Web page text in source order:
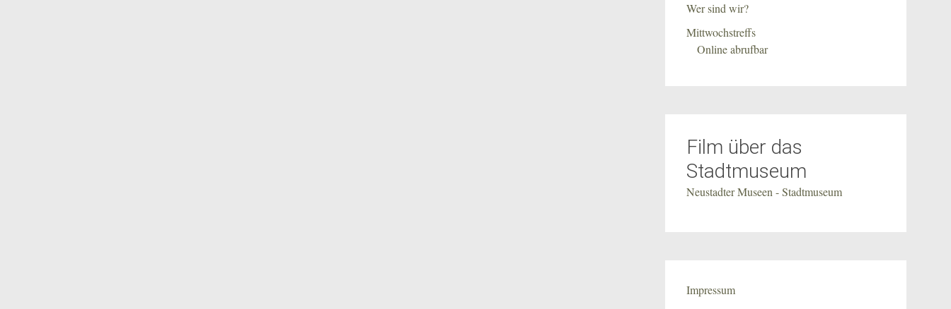
Wer sind wir?
Mittwochstreffs
Online abrufbar
Film über das
Stadtmuseum
Neustadter Museen - Stadtmuseum
Impressum